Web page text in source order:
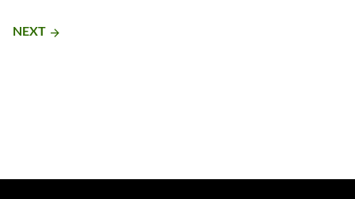
NEXT arrow_forward